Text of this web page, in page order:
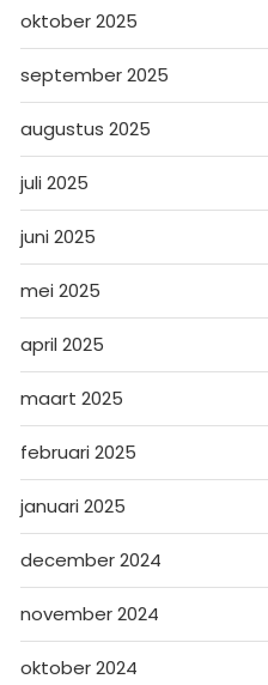
oktober 2025
september 2025
augustus 2025
juli 2025
juni 2025
mei 2025
april 2025
maart 2025
februari 2025
januari 2025
december 2024
november 2024
oktober 2024